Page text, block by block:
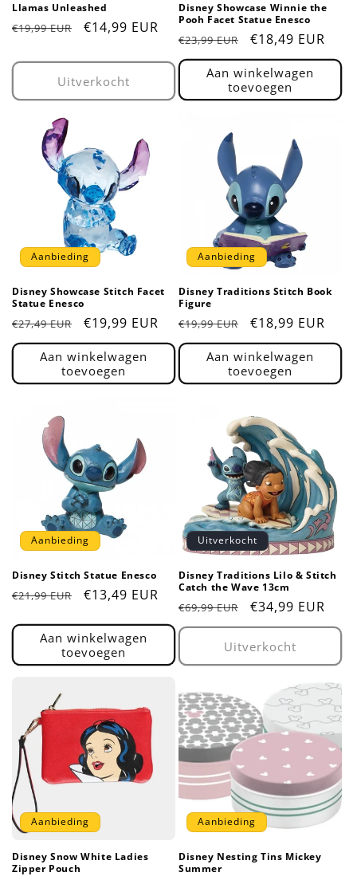
Llamas Unleashed
Normale
€19,99 EUR Aanbiedingsprijs
€14,99 EUR
Uitverkocht
Disney Showcase Winnie the
Pooh Facet Statue Enesco
Normale
prijs
€23,99 EUR €18,49 EUR
Aan winkelwagen
toevoegen
Aanbieding
Disney Showcase Stitch Facet
Statue Enesco
Normale
prijs
€27,49 EUR Aanbiedingsprijs
€19,99 EUR
Aan winkelwagen
toevoegen
Aanbieding
Disney Traditions Stitch Book
Figure
Normale
prijs
€19,99 EUR €18,99 EUR
Aan winkelwagen
toevoegen
Aanbieding
Disney Stitch Statue Enesco
Normale
€21,99 EUR Aanbiedingsprijs
€13,49 EUR
Aan winkelwagen
toevoegen
Uitverkocht
Disney Traditions Lilo & Stitch
Catch the Wave 13cm
Normale
prijs
€69,99 EUR €34,99 EUR
Uitverkocht
Aanbieding
Disney Snow White Ladies
Zipper Pouch
Aanbieding
Disney Nesting Tins Mickey
Summer